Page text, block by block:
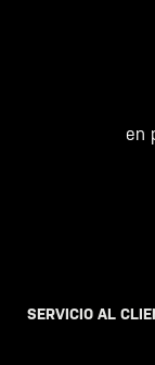
en
SERVICIO AL